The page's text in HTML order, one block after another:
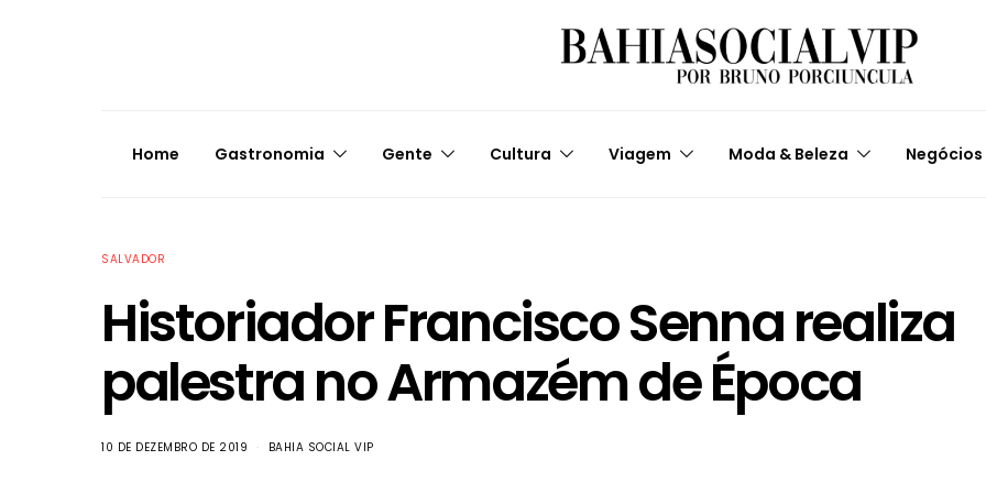
Home Gastronomia Gente Cultura Viagem Moda & Beleza Negócios
SALVADOR
Historiador Francisco Senna realiza
palestra no Armazém de Época
10 DE DEZEMBRO DE 2019 BAHIA SOCIAL VIP